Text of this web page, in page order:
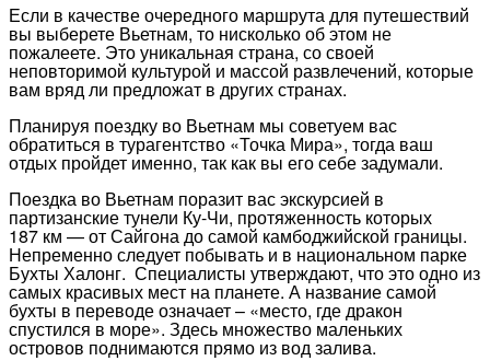
Если в качестве очередного маршрута для путешествий
вы выберете Вьетнам, то нисколько об этом не
пожалеете. Это уникальная страна, со своей
неповторимой культурой и массой развлечений, которые
вам вряд ли предложат в других странах.
Планируя поездку во Вьетнам мы советуем вас
обратиться в турагентство «Точка Мира», тогда ваш
отдых пройдет именно, так как вы его себе задумали.
Поездка во Вьетнам поразит вас экскурсией в
партизанские тунели Ку-Чи, протяженность которых
187 км — от Сайгона до самой камбоджийской границы.
Непременно следует побывать и в национальном парке
Бухты Халонг. Специалисты утверждают, что это одно из
самых красивых мест на планете. А название самой
бухты в переводе означает – «место, где дракон
спустился в море». Здесь множество маленьких
островов поднимаются прямо из вод залива.